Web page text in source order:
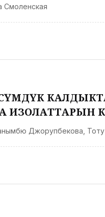
Смоленская
ИЗОЛАТТАРЫН
Джорупбекова